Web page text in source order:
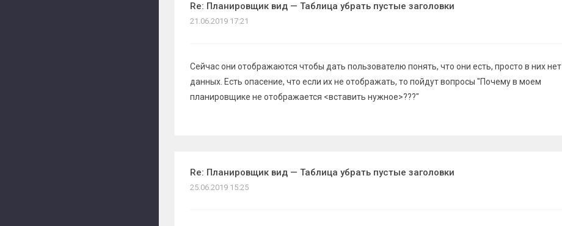
Re: Планировщик вид — Таблица убрать пустые заголовки
21.06.2019 17:21
Сейчас они отображаются чтобы дать пользователю понять, что они есть, просто в них нет
данных. Есть опасение, что если их не отображать, то пойдут вопросы "Почему в моем
планировщике не отображается <вставить нужное>???"
Re: Планировщик вид — Таблица убрать пустые заголовки
25.06.2019 15:25